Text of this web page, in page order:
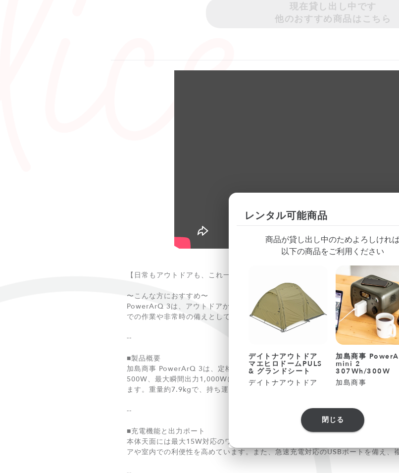
現在貸し出し中です
他のおすすめ商品はこちら
【日常もアウトドアも、これ一台で電源をスマートに】
〜こんな方におすすめ〜
PowerArQ 3は、アウトドアから日常使いまで幅広く対応できるポータブル電源
での作業や非常時の備えとしても使いやすい設計で、初めてポータブル電源を使
--
■製品概要
加島商事 PowerArQ 3は、定格容量555Wh（150,000mAh）のバッテリーを搭
500W、最大瞬間出力1,000Wに対応し、正弦波出力によりノートパソコンや小
ます。重量約7.9kgで、持ち運びやすさと電源性能を両立しています。
--
■充電機能と出力ポート
本体天面には最大15W対応のワイヤレス充電機能を搭載しています。対応スマ
アや室内での利便性を高めています。また、急速充電対応のUSBポートを備え、
レンタル可能商品
商品が貸し出し中のためよろしけれ
以下の商品をご利用ください
デイトナアウトドア
マエヒロドームPULS
& グランドシート
デイトナアウトドア
加島商事
mini 2
307Wh/300W
加島商事
閉じる